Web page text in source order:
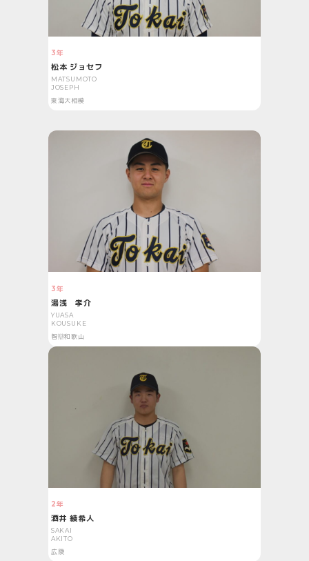
3年
松本 ジョセフ
MATSUMOTO
JOSEPH
東海大相模
3年
湯浅 孝介
YUASA
KOUSUKE
智辯和歌山
2年
酒井 綾希人
SAKAI
AKITO
広陵